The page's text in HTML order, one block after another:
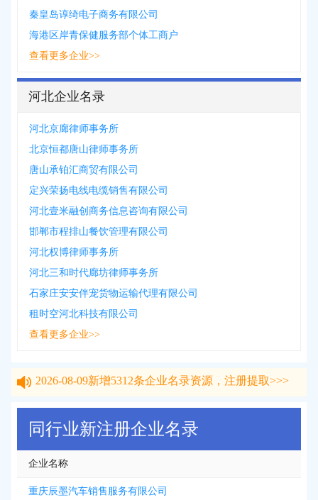
秦皇岛谆绮电子商务有限公司
海港区岸青保健服务部个体工商户
查看更多企业>>
河北企业名录
河北京廊律师事务所
北京恒都唐山律师事务所
唐山承铂汇商贸有限公司
定兴荣扬电线电缆销售有限公司
河北壹米融创商务信息咨询有限公司
邯郸市程排山餐饮管理有限公司
河北权博律师事务所
河北三和时代廊坊律师事务所
石家庄安安伴宠货物运输代理有限公司
租时空河北科技有限公司
查看更多企业>>
新增 条企业名录资源，注册提取>>>
同行业新注册企业名录
企业名称
重庆辰墨汽车销售服务有限公司